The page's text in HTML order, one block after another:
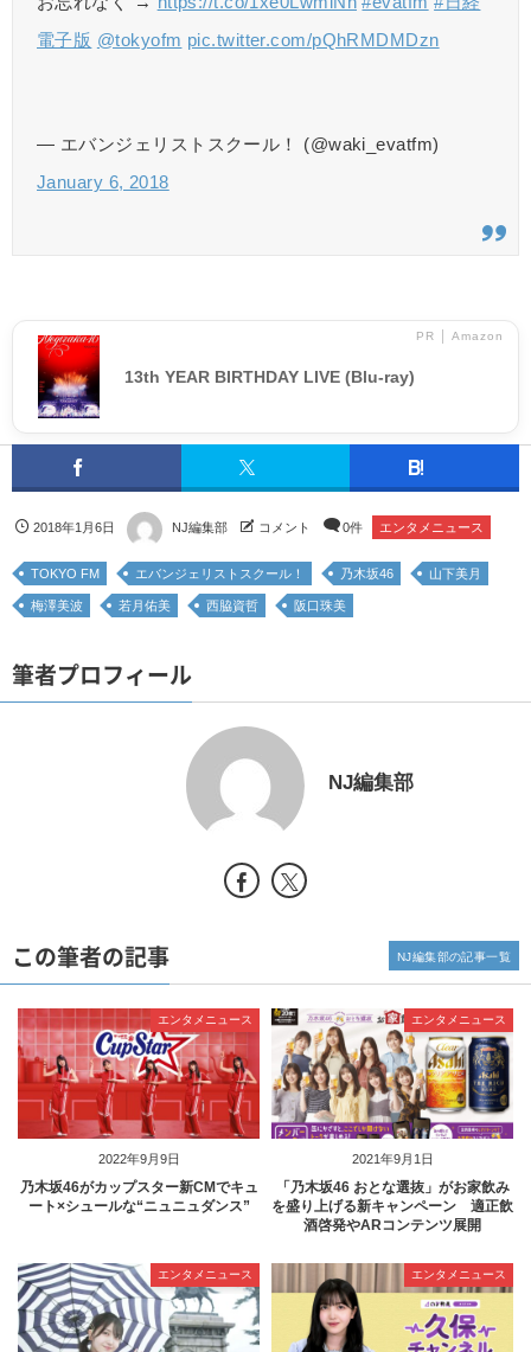
電子版 @tokyofm pic.twitter.com/pQhRMDMDzn
— エバンジェリストスクール！ (@waki_evatfm)
January 6, 2018
PR │ Amazon
13th YEAR BIRTHDAY LIVE (Blu-ray)
2018年1月6日 NJ編集部 コメント 0件 エンタメニュース
TOKYO FM エバンジェリストスクール！ 乃木坂46 山下美月
梅澤美波 若月佑美 西脇資哲 阪口珠美
筆者プロフィール
NJ編集部
この筆者の記事
2022年9月9日
エンタメニュース
乃木坂46がカップスター新CMでキュ
ート×シュールな“ニュニュダンス”
2021年9月1日
エンタメニュース
「乃木坂46 おとな選抜」がお家飲み
を盛り上げる新キャンペーン 適正飲
酒啓発やARコンテンツ展開
エンタメニュース エンタメニュース
NJ編集部の記事一覧